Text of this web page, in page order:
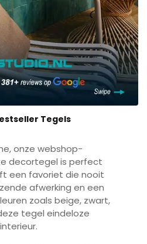
Tegels
onze webshop-
decortegel is perfect
een favoriet die nooit
afwerking en een
zoals beige, zwart,
tegel eindeloze